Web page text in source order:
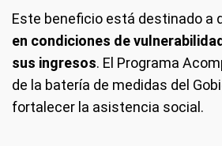
Este beneficio está destinado a
en condiciones de
sus ingresos. El Programa
de la batería de medidas del
fortalecer la asistencia social.